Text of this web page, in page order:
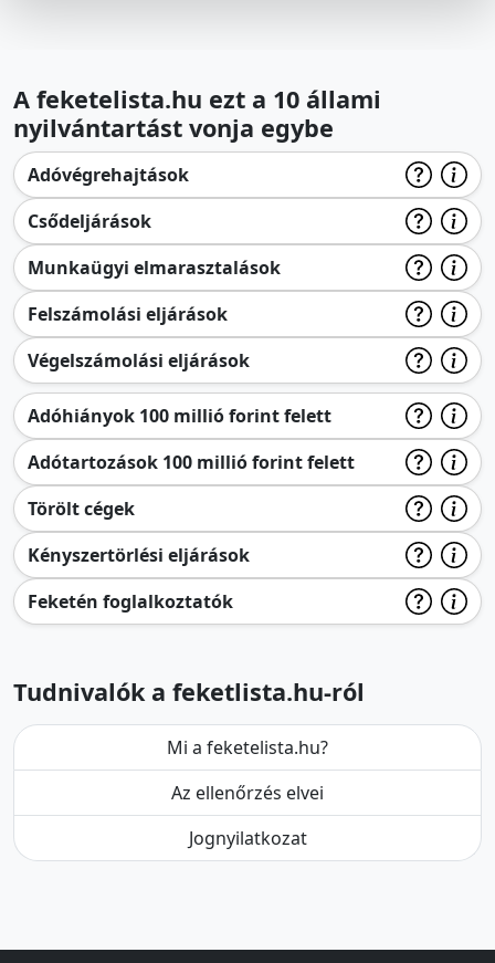
A feketelista.hu ezt a 10 állami
nyilvántartást vonja egybe
Adóvégrehajtások
Csődeljárások
Munkaügyi elmarasztalások
Felszámolási eljárások
Végelszámolási eljárások
Adóhiányok 100 millió forint felett
Adótartozások 100 millió forint felett
Törölt cégek
Kényszertörlési eljárások
Feketén foglalkoztatók
Tudnivalók a feketlista.hu-ról
Mi a feketelista.hu?
Az ellenőrzés elvei
Jognyilatkozat